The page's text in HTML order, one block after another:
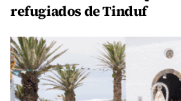
refugiados de Tinduf